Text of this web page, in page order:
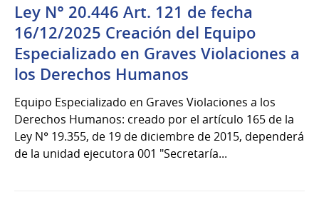
Ley N° 20.446 Art. 121 de fecha
16/12/2025 Creación del Equipo
Especializado en Graves Violaciones a
los Derechos Humanos
Equipo Especializado en Graves Violaciones a los
Derechos Humanos: creado por el artículo 165 de la
Ley N° 19.355, de 19 de diciembre de 2015, dependerá
de la unidad ejecutora 001 "Secretaría...